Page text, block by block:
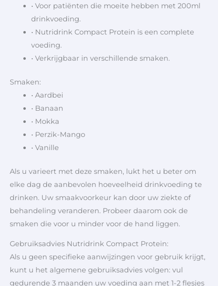
• Voor patiënten die moeite hebben met 200ml
drinkvoeding.
• Nutridrink Compact Protein is een complete
voeding.
• Verkrijgbaar in verschillende smaken.
Smaken:
• Aardbei
• Banaan
• Mokka
• Perzik-Mango
• Vanille
Als u varieert met deze smaken, lukt het u beter om
elke dag de aanbevolen hoeveelheid drinkvoeding te
drinken. Uw smaakvoorkeur kan door uw ziekte of
behandeling veranderen. Probeer daarom ook de
smaken die voor u minder voor de hand liggen.
Gebruiksadvies Nutridrink Compact Protein:
Als u geen specifieke aanwijzingen voor gebruik krijgt,
kunt u het algemene gebruiksadvies volgen: vul
gedurende 3 maanden uw voeding aan met 1-2 flesjes